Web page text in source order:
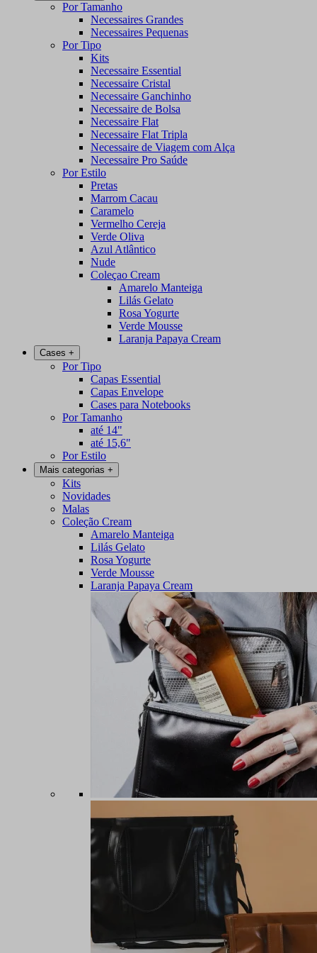
Por Tamanho
Necessaires Grandes
Necessaires Pequenas
Por Tipo
Kits
Necessaire Essential
Necessaire Cristal
Necessaire Ganchinho
Necessaire de Bolsa
Necessaire Flat
Necessaire Flat Tripla
Necessaire de Viagem com Alça
Necessaire Pro Saúde
Por Estilo
Pretas
Marrom Cacau
Caramelo
Vermelho Cereja
Verde Oliva
Azul Atlântico
Nude
Coleçao Cream
Amarelo Manteiga
Lilás Gelato
Rosa Yogurte
Verde Mousse
Laranja Papaya Cream
Cases +
Por Tipo
Capas Essential
Capas Envelope
Cases para Notebooks
Por Tamanho
até 14"
até 15,6"
Por Estilo
Mais categorias +
Kits
Novidades
Malas
Coleção Cream
Amarelo Manteiga
Lilás Gelato
Rosa Yogurte
Verde Mousse
Laranja Papaya Cream